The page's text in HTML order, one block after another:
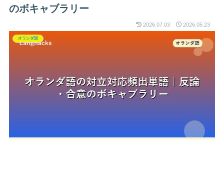
のボキャブラリー
2026.07.03 2026.05.23
オランダ語